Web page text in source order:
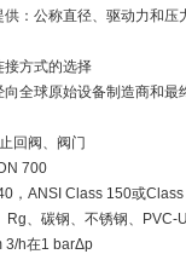
：公称直径、驱动力和压
方式的选择
全球原始设备制造商和
回阀、阀门
700
，ANSI Class 150或
、碳钢、不锈钢、PVC-
3/h在1 barΔp